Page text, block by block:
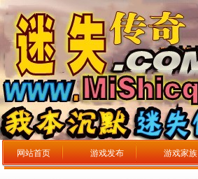
网站首页 游戏发布 游戏家族